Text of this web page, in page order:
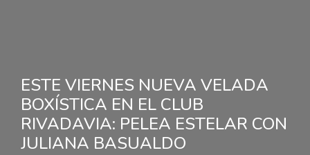
ESTE VIERNES NUEVA VELADA
BOXÍSTICA EN EL CLUB
RIVADAVIA: PELEA ESTELAR CON
JULIANA BASUALDO